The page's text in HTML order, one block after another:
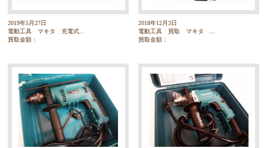
2019年5月27日
電動工具 マキタ 充電式...
買取金額：
2018年12月3日
電動工具 買取 マキタ ...
買取金額：